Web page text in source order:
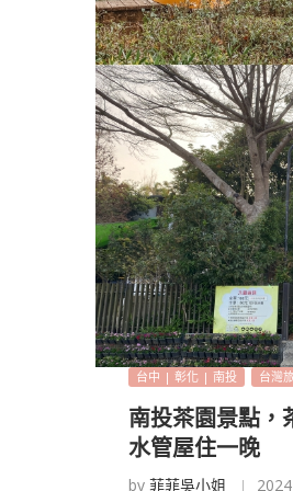
台中 | 彰化 | 南投 台灣
南投茶園景點
水管屋住一晚
by 菲菲吳小姐